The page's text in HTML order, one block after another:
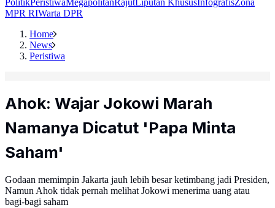
PolitikPeristiwaMegapolitanRajutLiputan KhususInfografisZona
MPR RIWarta DPR
Home
News
Peristiwa
Ahok: Wajar Jokowi Marah
Namanya Dicatut 'Papa Minta
Saham'
Godaan memimpin Jakarta jauh lebih besar ketimbang jadi Presiden,
Namun Ahok tidak pernah melihat Jokowi menerima uang atau
bagi-bagi saham